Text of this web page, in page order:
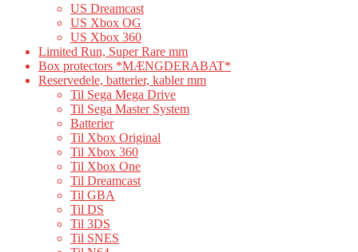
US Dreamcast
US Xbox OG
US Xbox 360
Limited Run, Super Rare mm
Box protectors *MÆNGDERABAT*
Reservedele, batterier, kabler mm
Til Sega Mega Drive
Til Sega Master System
Batterier
Til Xbox Original
Til Xbox 360
Til Xbox One
Til Dreamcast
Til GBA
Til DS
Til 3DS
Til SNES